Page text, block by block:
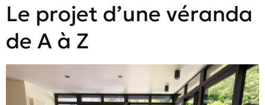
Le projet d’une véranda
de A à Z